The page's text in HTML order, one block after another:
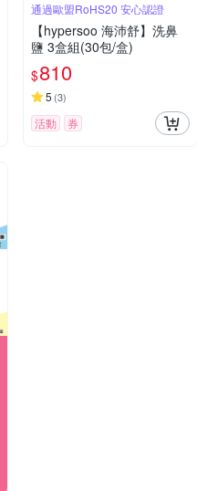
通過歐盟RoHS20 安心認證
【hypersoo 海沛舒】洗鼻
鹽 3盒組(30包/盒)
$810
5 (3)
活動 券